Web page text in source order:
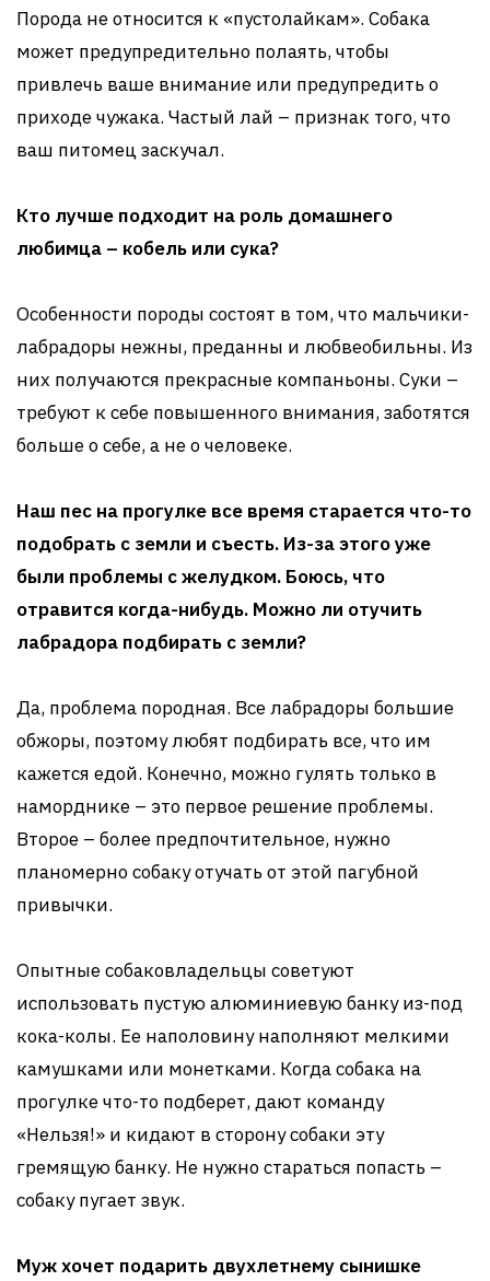
Порода не относится к «пустолайкам». Собака
может предупредительно полаять, чтобы
привлечь ваше внимание или предупредить о
приходе чужака. Частый лай – признак того, что
ваш питомец заскучал.
Кто лучше подходит на роль домашнего
любимца – кобель или сука?
Особенности породы состоят в том, что мальчики-
лабрадоры нежны, преданны и любвеобильны. Из
них получаются прекрасные компаньоны. Суки –
требуют к себе повышенного внимания, заботятся
больше о себе, а не о человеке.
Наш пес на прогулке все время старается что-то
подобрать с земли и съесть. Из-за этого уже
были проблемы с желудком. Боюсь, что
отравится когда-нибудь. Можно ли отучить
лабрадора подбирать с земли?
Да, проблема породная. Все лабрадоры большие
обжоры, поэтому любят подбирать все, что им
кажется едой. Конечно, можно гулять только в
наморднике – это первое решение проблемы.
Второе – более предпочтительное, нужно
планомерно собаку отучать от этой пагубной
привычки.
Опытные собаковладельцы советуют
использовать пустую алюминиевую банку из-под
кока-колы. Ее наполовину наполняют мелкими
камушками или монетками. Когда собака на
прогулке что-то подберет, дают команду
«Нельзя!» и кидают в сторону собаки эту
гремящую банку. Не нужно стараться попасть –
собаку пугает звук.
Муж хочет подарить двухлетнему сынишке